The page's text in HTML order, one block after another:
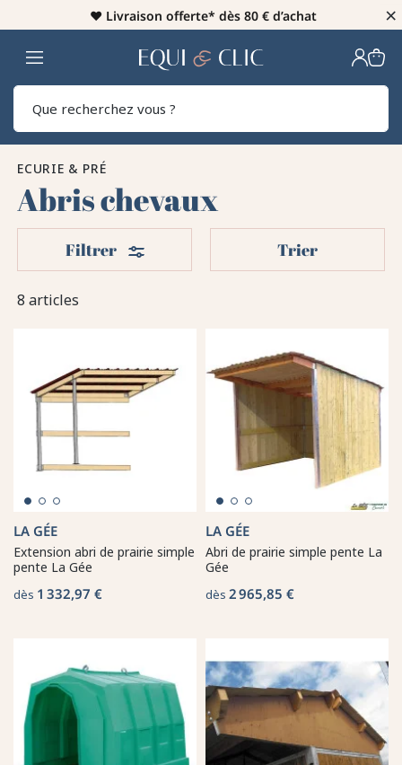
♥️ Livraison offerte* dès 80 € d’achat ×
Home
ECURIE & PRÉ
Abris chevaux
8 articles
Filtrer Filters Trier
LA GÉE
Extension abri de prairie simple
pente La Gée
dès 1 332,97 €
LA GÉE
Abri de prairie simple pente La
Gée
dès 2 965,85 €